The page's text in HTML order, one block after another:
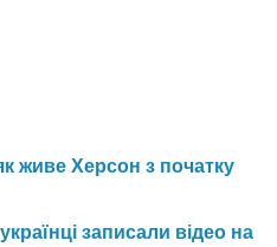
живе Херсон з початку
записали відео на